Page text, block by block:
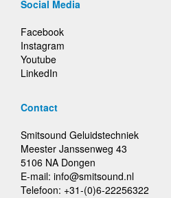
Social Media
Facebook
Instagram
Youtube
LinkedIn
Contact
Smitsound Geluidstechniek
Meester Janssenweg 43
5106 NA Dongen
E-mail: info@smitsound.nl
Telefoon: +31-(0)6-22256322